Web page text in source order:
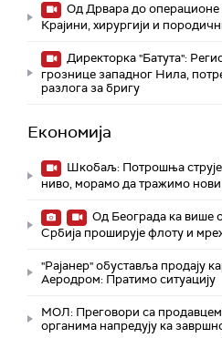
Од Дрвара до
Крајини, хирургији и
Директорка "Батута":
грознице западног Нила,
разлога за бригу
Економија
Шкобаљ: Потрошња струје
ниво, морамо да тражимо нови
Од Београда ка више
Србија проширује флоту и
"Рајанер" обуставља продају
Аеродром: Пратимо ситуацију
МОЛ: Преговори са
органима напредују ка